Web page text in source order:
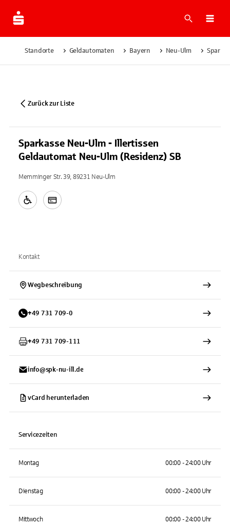
Suche
Standorte Geldautomaten Bayern Neu-Ulm
Zurück zur Liste
Sparkasse Neu-Ulm - Illertissen
Geldautomat Neu-Ulm (Residenz) SB
Memminger Str. 39, 89231 Neu-Ulm
Kontakt
Wegbeschreibung
+49 731 709-0
+49 731 709-111
info@spk-nu-ill.de
vCard herunterladen
Servicezeiten
Montag 00:00 - 24:00 Uhr
Dienstag 00:00 - 24:00 Uhr
Mittwoch 00:00 - 24:00 Uhr